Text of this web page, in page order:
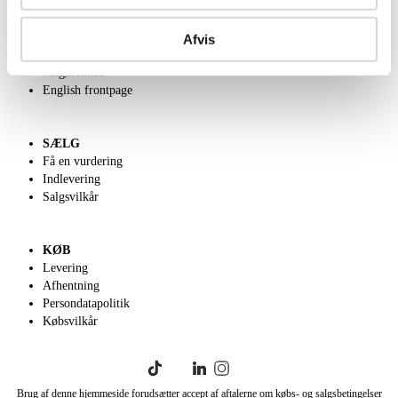
Afvis
OM OS
Velgørenhed
English frontpage
SÆLG
Få en vurdering
Indlevering
Salgsvilkår
KØB
Levering
Afhentning
Persondatapolitik
Købsvilkår
Brug af denne hjemmeside forudsætter accept af aftalerne om købs- og salgsbetingelser